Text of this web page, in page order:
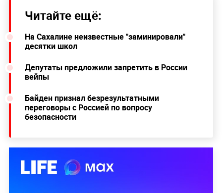
Читайте ещё:
На Сахалине неизвестные "заминировали"
десятки школ
Депутаты предложили запретить в России
вейпы
Байден признал безрезультатными
переговоры с Россией по вопросу
безопасности